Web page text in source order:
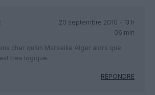
20 septembre 2010 - 13 h
06 min
cher qu’un Marseille Alger alors que
tres logique…
RÉPONDRE